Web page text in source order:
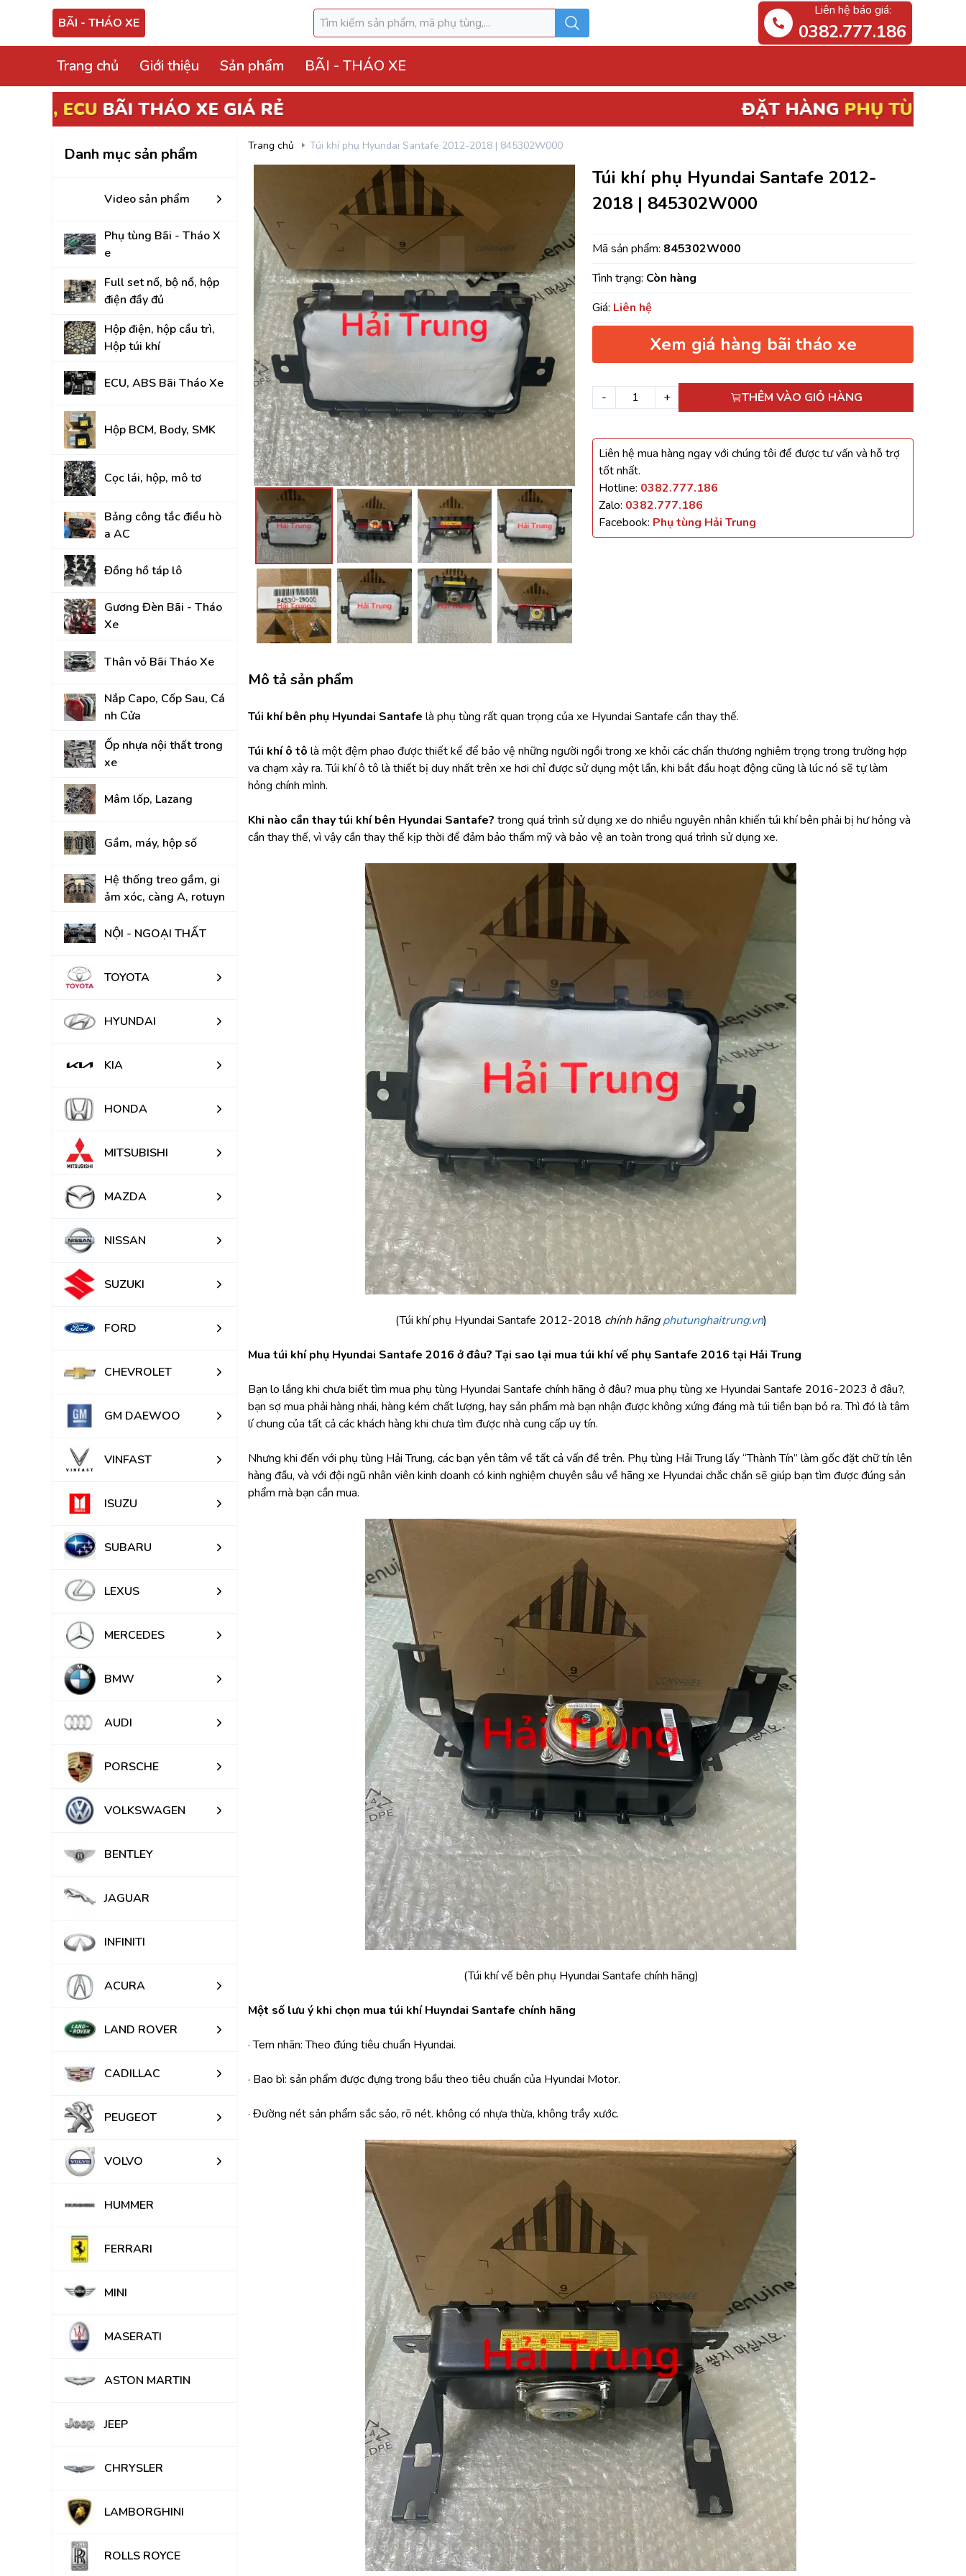
BÃI - THÁO XE
Liên hệ báo giá:
0382.777.186
Trang chủ Giới thiệu Sản phẩm
Video sản phẩm
Phụ tùng Bãi - Tháo Xe
Hộp điện, hộp cầu trì, Hộp túi khí
ECU, ABS Bãi Tháo Xe
Hộp BCM, Body, SMK
Cọc lái, hộp, mô tơ
Bảng công tắc điều hòa AC
Đồng hồ táp lô
Gương Đèn Bãi - Tháo Xe
Thân vỏ Bãi Tháo Xe
Nắp Capo, Cốp Sau, Cánh Cửa
Ốp nhựa nội thất trong xe
Mâm lốp, Lazang
Gầm, máy, hộp số
Hệ thống treo gầm, giảm xóc, càng
A, rotuyn
NỘI - NGOẠI THẤT
TOYOTA
HYUNDAI
BÃI - THÁO XE
PHỤ TÙNG ĐIỆN, ECU BÃI
Danh mục sản phẩm
Video sản phẩm
Phụ tùng Bãi - Tháo X
e
Full set nổ, bộ nổ, hộp
điện đầy đủ
Hộp điện, hộp cầu trì,
Hộp túi khí
ECU, ABS Bãi Tháo Xe
Hộp BCM, Body, SMK
Cọc lái, hộp, mô tơ
Bảng công tắc điều hò
a AC
Đồng hồ táp lô
Gương Đèn Bãi - Tháo
Xe
Thân vỏ Bãi Tháo Xe
Nắp Capo, Cốp Sau, Cá
nh Cửa
Ốp nhựa nội thất trong
xe
Mâm lốp, Lazang
Gầm, máy, hộp số
Hệ thống treo gầm, gi
ảm xóc, càng A, rotuyn
NỘI - NGOẠI THẤT
TOYOTA
HYUNDAI
KIA
HONDA
MITSUBISHI
MAZDA
NISSAN
SUZUKI
FORD
CHEVROLET
GM DAEWOO
VINFAST
ISUZU
SUBARU
LEXUS
MERCEDES
BMW
AUDI
PORSCHE
VOLKSWAGEN
BENTLEY
JAGUAR
INFINITI
ACURA
LAND ROVER
CADILLAC
PEUGEOT
VOLVO
HUMMER
FERRARI
MINI
MASERATI
ASTON MARTIN
JEEP
CHRYSLER
LAMBORGHINI
ROLLS ROYCE
Trang chủ Túi khí phụ Hyundai Santafe 2012-2018 | 845302W000
Túi khí phụ Hyundai Santafe 2012-
2018 | 845302W000
Mã sản phẩm: 845302W000
Tình trạng: Còn hàng
Giá: Liên hệ
Xem giá hàng bãi tháo xe
- + THÊM VÀO GIỎ HÀNG
Liên hệ mua hàng ngay với chúng tôi để được tư vấn và hỗ trợ
tốt nhất.
Hotline: 0382.777.186
Zalo: 0382.777.186
Facebook: Phụ tùng Hải Trung
Mô tả sản phẩm
Túi khí bên phụ Hyundai Santafe là phụ tùng rất quan trọng của xe Hyundai Santafe cần thay thế.
Túi khí ô tô là một đệm phao được thiết kế để bảo vệ những người ngồi trong xe khỏi các chấn thương nghiêm trọng trong trường hợp
va chạm xảy ra. Túi khí ô tô là thiết bị duy nhất trên xe hơi chỉ được sử dụng một lần, khi bắt đầu hoạt động cũng là lúc nó sẽ tự làm
hỏng chính mình.
Khi nào cần thay túi khí bên Hyundai Santafe? trong quá trình sử dụng xe do nhiều nguyên nhân khiến túi khí bên phải bị hư hỏng và
cần thay thế, vì vậy cần thay thế kịp thời để đảm bảo thẩm mỹ và bảo vệ an toàn trong quá trình sử dụng xe.
(Túi khí phụ Hyundai Santafe 2012-2018 chính hãng phutunghaitrung.vn)
Mua túi khí phụ Hyundai Santafe 2016 ở đâu? Tại sao lại mua túi khí vế phụ Santafe 2016 tại Hải Trung
Bạn lo lắng khi chưa biết tìm mua phụ tùng Hyundai Santafe chính hãng ở đâu? mua phụ tùng xe Hyundai Santafe 2016-2023 ở đâu?,
bạn sợ mua phải hàng nhái, hàng kém chất lượng, hay sản phẩm mà bạn nhận được không xứng đáng mà túi tiền bạn bỏ ra. Thì đó là tâm
lí chung của tất cả các khách hàng khi chưa tìm được nhà cung cấp uy tín.
Nhưng khi đến với phụ tùng Hải Trung, các bạn yên tâm về tất cả vấn đề trên. Phụ tùng Hải Trung lấy “Thành Tín” làm gốc đặt chữ tín lên
hàng đầu, và với đội ngũ nhân viên kinh doanh có kinh nghiệm chuyên sâu về hãng xe Hyundai chắc chắn sẽ giúp bạn tìm được đúng sản
phẩm mà bạn cần mua.
(Túi khí vế bên phụ Hyundai Santafe chính hãng)
Một số lưu ý khi chọn mua túi khí Huyndai Santafe chính hãng
· Tem nhãn: Theo đúng tiêu chuẩn Hyundai.
· Bao bì: sản phẩm được đựng trong bầu theo tiêu chuẩn của Hyundai Motor.
· Đường nét sản phẩm sắc sảo, rõ nét. không có nhựa thừa, không trầy xước.